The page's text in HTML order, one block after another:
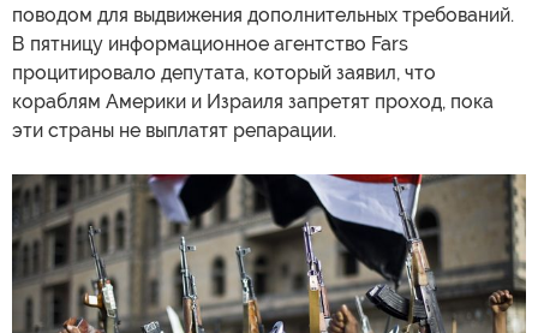
поводом для выдвижения дополнительных требований.
В пятницу информационное агентство Fars
процитировало депутата, который заявил, что
кораблям Америки и Израиля запретят проход, пока
эти страны не выплатят репарации.